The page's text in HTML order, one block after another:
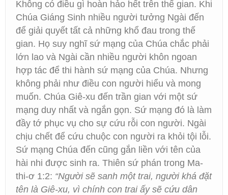
Không có điều gì hoàn hảo hết trên thế gian. Khi
Chúa Giáng Sinh nhiều người tưởng Ngài đến
để giải quyết tất cả những khổ đau trong thế
gian. Họ suy nghĩ sứ mạng của Chúa chắc phải
lớn lao và Ngài cần nhiều người khôn ngoan
hợp tác để thi hành sứ mạng của Chúa. Nhưng
không phải như điều con người hiểu và mong
muốn. Chúa Giê-xu đến trần gian với một sứ
mạng duy nhất và ngắn gọn. Sứ mạng đó là làm
đầy tớ phục vụ cho sự cứu rỗi con người. Ngài
chịu chết để cứu chuộc con người ra khỏi tội lỗi.
Sứ mạng Chúa đến cũng gắn liền với tên của
hài nhi được sinh ra. Thiên sứ phán trong Ma-
thi-ơ 1:2: “Người sẽ sanh một trai, người khá đặt
tên là Giê-xu, vì chính con trai ấy sẽ cứu dân